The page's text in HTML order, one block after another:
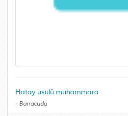
Hatay usulü muhammara
- Barracuda